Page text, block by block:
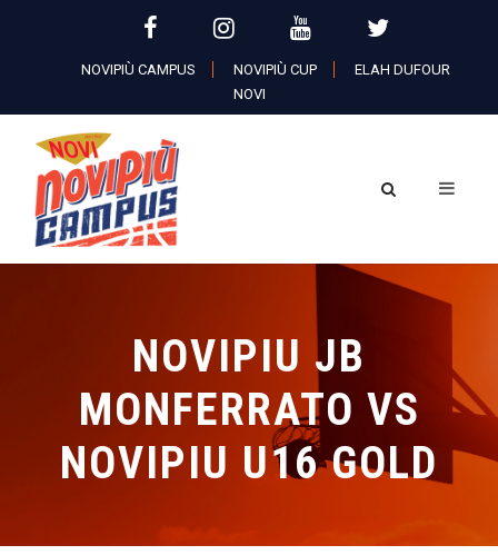
NOVIPIÙ CAMPUS NOVIPIÙ CUP
ELAH DUFOUR
NOVI
NOVIPIU JB
MONFERRATO VS
NOVIPIU U16 GOLD